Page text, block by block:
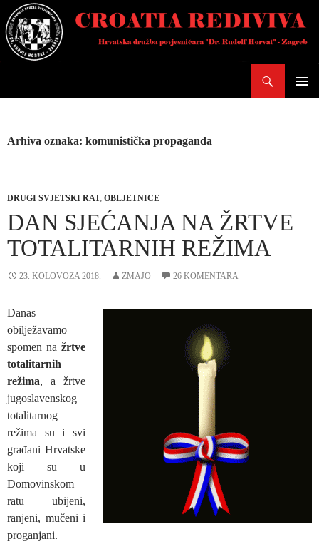
Skoči
do
sadržaja
Arhiva oznaka: komunistička propaganda
DRUGI SVJETSKI RAT, OBLJETNICE
DAN SJEĆANJA NA ŽRTVE
TOTALITARNIH REŽIMA
23. KOLOVOZA 2018. ZMAJO 26 KOMENTARA
Danas
obilježavamo
spomen na žrtve
totalitarnih
režima, a žrtve
jugoslavenskog
totalitarnog
režima su i svi
građani Hrvatske
koji su u
Domovinskom
ratu ubijeni,
ranjeni, mučeni i
proganjani.